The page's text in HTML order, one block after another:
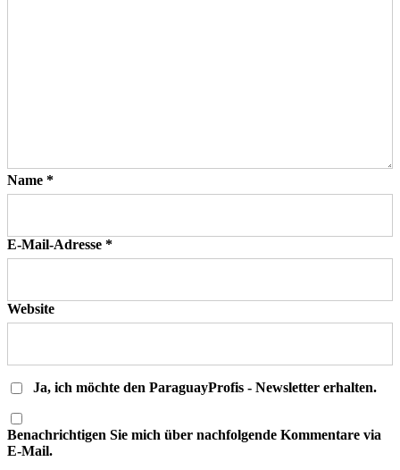
Name *
E-Mail-Adresse *
Website
Ja, ich möchte den ParaguayProfis - Newsletter erhalten.
Benachrichtigen Sie mich über nachfolgende Kommentare via
E-Mail.